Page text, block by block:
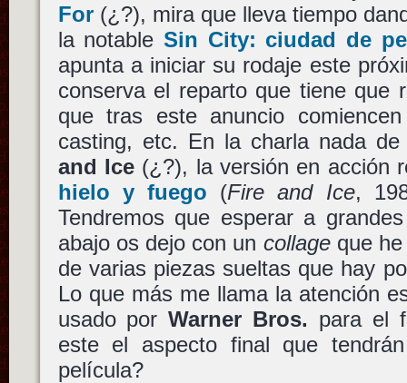
For(¿?), mira que lleva tiempo
la notable Sin City: ciudad de
apunta a iniciar su rodaje este
conserva el reparto que tiene que
que tras este anuncio
casting, etc. En la charla nada
and Ice(¿?), la versión en acción
hielo y fuego (Fire and Ice,
Tendremos que esperar a
abajo os dejo con un collageque he
de varias piezas sueltas que hay
Lo que más me llama la atención
usado porWarner Bros. para el
este el aspecto final que
película?